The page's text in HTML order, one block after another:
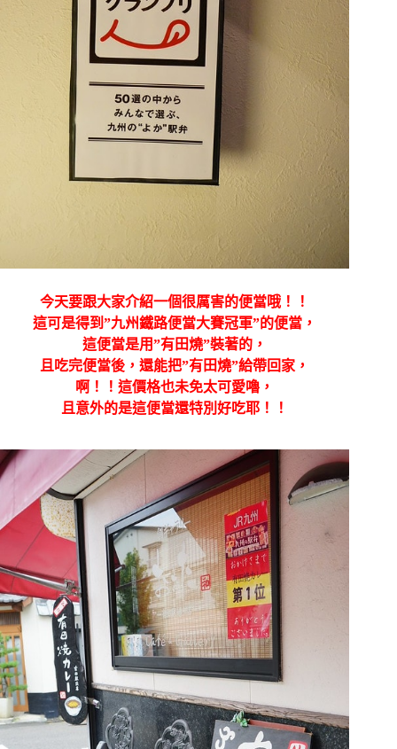
今天要跟大家介紹一個很厲害的便當哦！！
這可是得到”九州鐵路便當大賽冠軍”的便當，
這便當是用”有田燒”裝著的，
且吃完便當後，還能把”有田燒”給帶回家，
啊！！這價格也未免太可愛嚕，
且意外的是這便當還特別好吃耶！！